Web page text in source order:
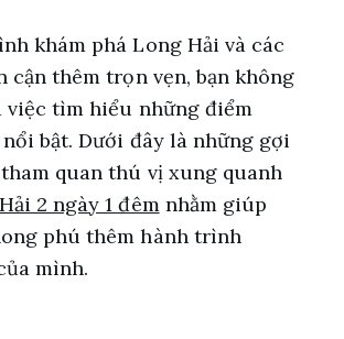
khám phá Long Hải và các
cận thêm trọn vẹn, bạn không
việc tìm hiểu những điểm
bật. Dưới đây là những gợi
quan thú vị xung quanh
2 ngày 1 đêmnhằm giúp
phú thêm hành trình
mình.